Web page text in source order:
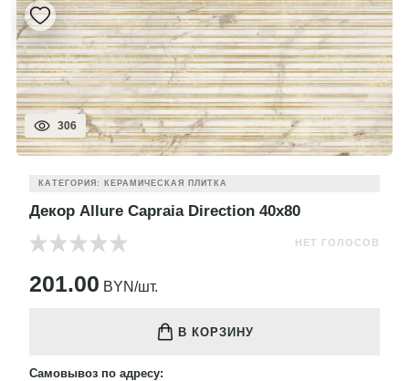
306
КАТЕГОРИЯ: КЕРАМИЧЕСКАЯ ПЛИТКА
Декор Allure Capraia Direction 40x80
НЕТ ГОЛОСОВ
201.00 BYN/шт.
В КОРЗИНУ
Самовывоз по адресу: